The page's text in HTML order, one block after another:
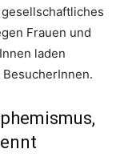
Frauen und
laden